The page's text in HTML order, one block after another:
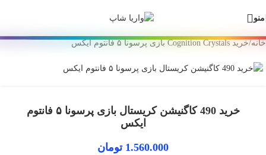
to
Skip
main
شاپ 💙
منو
خانه/خرید Cognition Crystals بازی پرسونا ۵ فانتوم ایکس
خرید 490 کاگنیشن کریستال بازی پرسونا ۵ فانتوم
ایکس
1.560.000 تومان